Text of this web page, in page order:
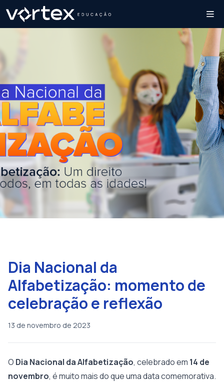
Dia Nacional da
Alfabetização: momento de
celebração e reflexão
13 de novembro de 2023
O Dia Nacional da Alfabetização, celebrado em 14 de
novembro, é muito mais do que uma data comemorativa.